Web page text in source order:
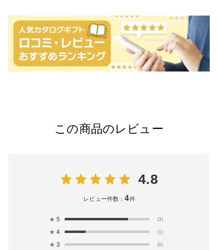
この商品のレビュー
4.8
レビュー件数：4件
★ 5 (3)
★ 4 (1)
★ 3 (0)